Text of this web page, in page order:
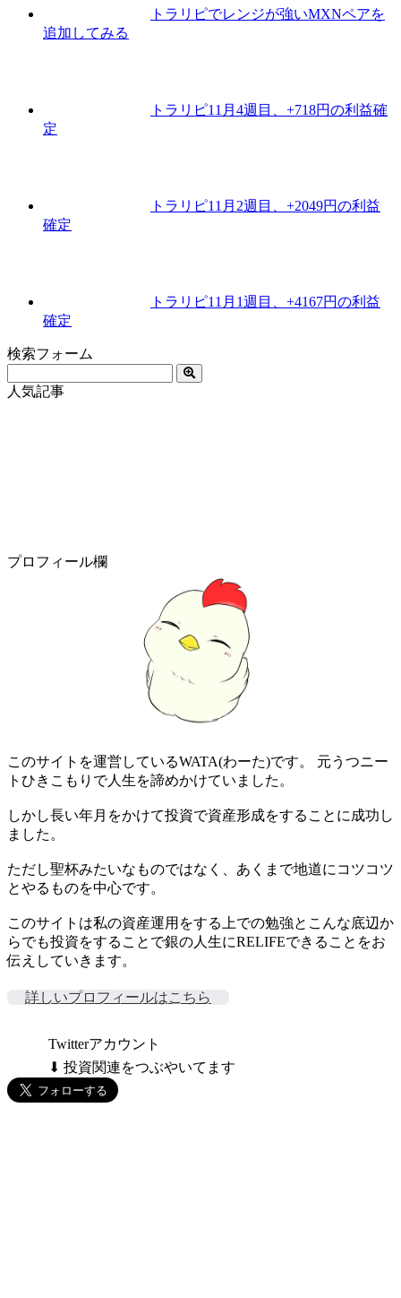
トラリピでレンジが強いMXNペアを
追加してみる
トラリピ11月4週目、+718円の利益確
定
トラリピ11月2週目、+2049円の利益
確定
トラリピ11月1週目、+4167円の利益
確定
検索フォーム
人気記事
プロフィール欄
このサイトを運営しているWATA(わーた)です。 元うつニー
トひきこもりで人生を諦めかけていました。
しかし長い年月をかけて投資で資産形成をすることに成功し
ました。
ただし聖杯みたいなものではなく、あくまで地道にコツコツ
とやるものを中心です。
このサイトは私の資産運用をする上での勉強とこんな底辺か
らでも投資をすることで銀の人生にRELIFEできることをお
伝えしていきます。
詳しいプロフィールはこちら
Twitterアカウント
⬇ 投資関連をつぶやいてます